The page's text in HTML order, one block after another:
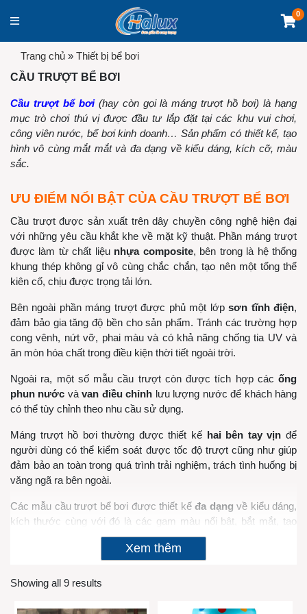
0
Trang chủ » Thiết bị bể bơi
CẦU TRƯỢT BỂ BƠI
Cầu trượt bể bơi(hay còn gọi là máng trượt hồ bơi) là hạng
mục trò chơi thú vị được đầu tư lắp đặt tại các khu vui chơi,
công viên nước, bể bơi kinh doanh… Sản phẩm có thiết kế, tạo
hình vô cùng mắt mắt và đa dạng về kiểu dáng, kích cỡ, màu
sắc.
ƯU ĐIỂM NỔI BẬT CỦA CẦU TRƯỢT BỂ BƠI
Cầu trượt được sản xuất trên dây chuyền công nghệ hiện đại
với những yêu cầu khắt khe về mặt kỹ thuật. Phần máng trượt
được làm từ chất liệu nhựa composite, bên trong là hệ thống
khung thép không gỉ vô cùng chắc chắn, tạo nên một tổng thể
kiên cố, chịu được trọng tải lớn.
Bên ngoài phần máng trượt được phủ một lớpsơn tĩnh điện,
đảm bảo gia tăng độ bền cho sản phẩm. Tránh các trường hợp
cong vênh, nứt vỡ, phai màu và có khả năng chống tia UV và
ăn mòn hóa chất trong điều kiện thời tiết ngoài trời.
Ngoài ra, một số mẫu cầu trượt còn được tích hợp các ống
phun nước vàvan điều chỉnh lưu lượng nước để khách hàng
có thể tùy chỉnh theo nhu cầu sử dụng.
Máng trượt hồ bơi thường được thiết kế hai bên tay vịn để
người dùng có thể kiểm soát được tốc độ trượt cũng như giúp
đảm bảo an toàn trong quá trình trải nghiệm, trách tình huống bị
văng ngã ra bên ngoài.
Các mẫu cầu trượt bể bơi được thiết kếđa dạng về kiểu dáng,
kích thước cùng với đó là các gam màu nổi bật, bắt mắt, tạo
điểm nhấn thu hút cho tổng thể khu vui chơi.
Xem thêm
Showing all 9 results